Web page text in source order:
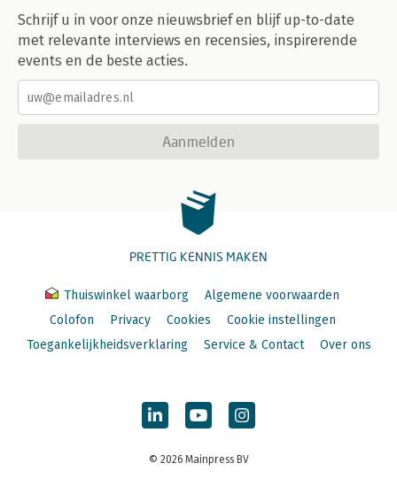
Schrijf u in voor onze nieuwsbrief en blijf up-to-date
met relevante interviews en recensies, inspirerende
events en de beste acties.
Aanmelden
PRETTIG KENNIS MAKEN
Thuiswinkel waarborg
Algemene voorwaarden
Colofon
Privacy Cookies
Cookie instellingen
Toegankelijkheidsverklaring
Service & Contact Over ons
© 2026 Mainpress BV